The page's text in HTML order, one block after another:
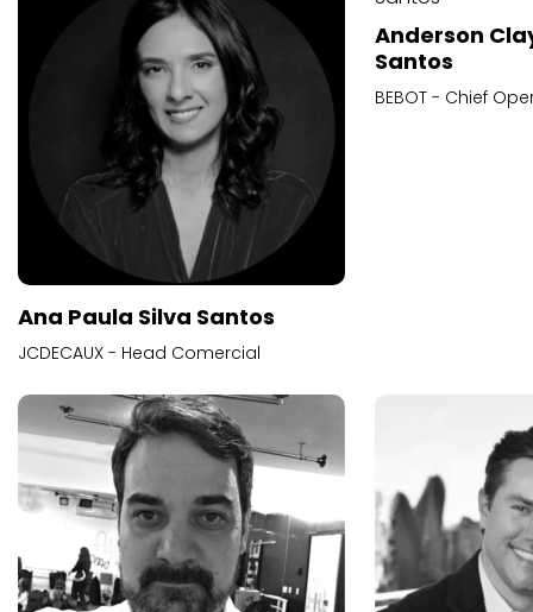
Ana Paula Silva Santos
JCDECAUX - Head Comercial
Anderson
Santos
BEBOT - Chief